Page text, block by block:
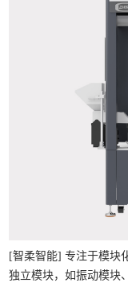
[智柔智能] 专注于模块
独立模块，如振动模块